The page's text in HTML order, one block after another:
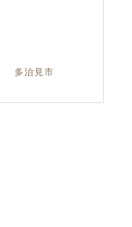
多治見市